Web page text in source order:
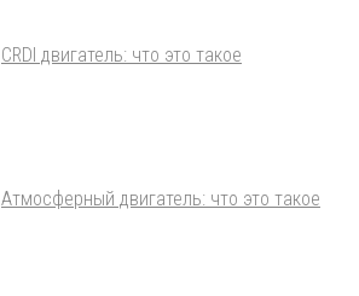
CRDI двигатель: что это такое
Атмосферный двигатель: что это такое